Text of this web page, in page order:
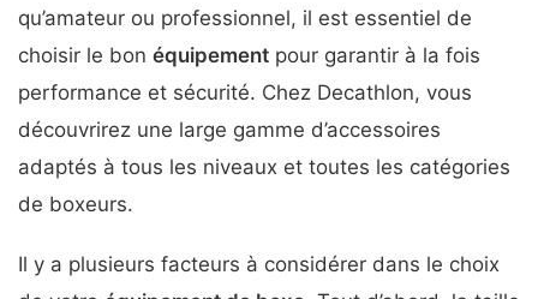
qu’amateur ou professionnel, il est essentiel de
choisir le bon équipement pour garantir à la fois
performance et sécurité. Chez Decathlon, vous
découvrirez une large gamme d’accessoires
adaptés à tous les niveaux et toutes les catégories
de boxeurs.
Il y a plusieurs facteurs à considérer dans le choix